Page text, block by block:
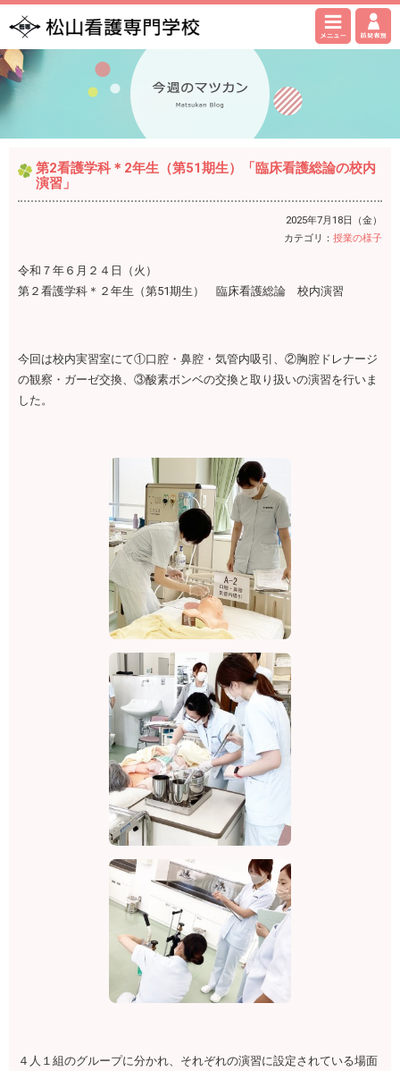
第2看護学科＊2年生（第51期生）「臨床看護総論の校内
演習」
2025年7月18日（金）
カテゴリ： 授業の様子
令和７年６月２４日（火）
第２看護学科＊２年生（第51期生） 臨床看護総論 校内演習
今回は校内実習室にて①口腔・鼻腔・気管内吸引、②胸腔ドレナージ
の観察・ガーゼ交換、③酸素ボンベの交換と取り扱いの演習を行いま
した。
４人１組のグループに分かれ、それぞれの演習に設定されている場面